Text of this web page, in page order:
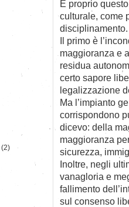
È proprio
culturale, come
Il primo è
maggioranza e
residua
certo sapore
legalizzazione
Ma l’impianto
corrispondono
dicevo: della
maggioranza
sicurezza,
Inoltre, negli
vanagloria e
fallimento
sul consenso
(2)